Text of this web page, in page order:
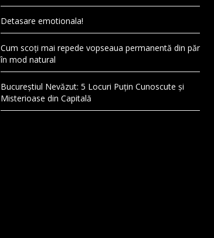
Detasare emotionala!
Cum scoți mai repede vopseaua permanentă din păr
în mod natural
Bucureștiul Nevăzut: 5 Locuri Puțin Cunoscute și
Misterioase din Capitală